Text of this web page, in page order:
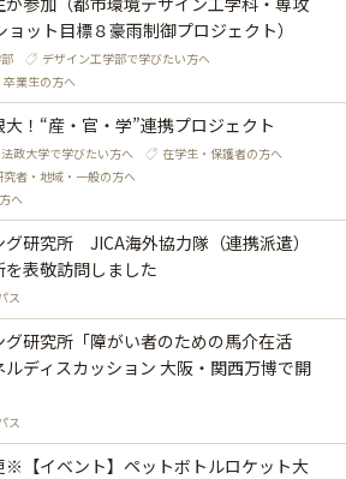
ット目標８豪雨制御プロジェクト）
デザイン工学部で学びたい方へ
卒業生の方へ
大！“産・官・学”連携プロジェクト
法政大学で学びたい方へ
在学生・保護者の方へ
究者・地域・一般の方へ
へ
研究所 JICA海外協力隊（連携派遣）
表敬訪問しました
ス
研究所「障がい者のための馬介在活
ディスカッション 大阪・関西万博で開
ス
【イベント】ペットボトルロケット大